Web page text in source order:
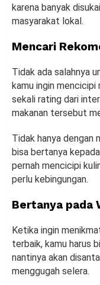
karena banyak
masyarakat lokal.
Mencari
Tidak ada salahnya
kamu ingin mencicipi
sekali rating dari
makanan tersebut
Tidak hanya dengan
bisa bertanya
pernah mencicipi
perlu kebingungan.
Bertanya pada
Ketika ingin
terbaik, kamu harus
nantinya akan
menggugah selera.